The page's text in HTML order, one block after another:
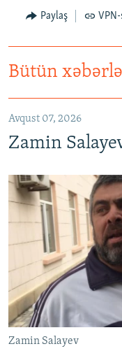
Paylaş
Bütün
Avqust 07, 2026
Zamin
Zamin Salayev